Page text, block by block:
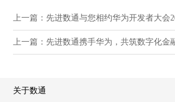
上一篇： 先进数通与您相约华为开发者大会
上一篇： 先进数通携手华为，共筑数字化金
关于数通